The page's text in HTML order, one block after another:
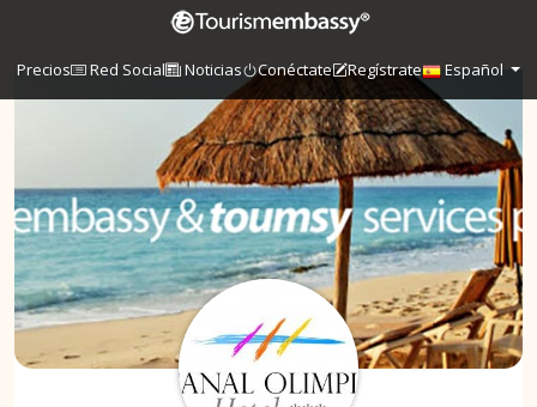
Precios Red Social Noticias Conéctate Regístrate Español